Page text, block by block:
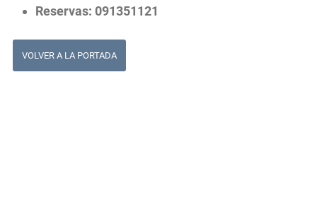
Reservas: 091351121
VOLVER A LA PORTADA